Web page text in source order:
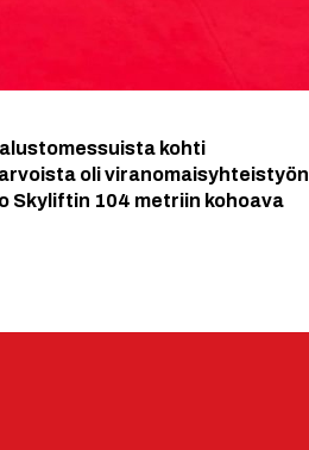
kohti
oli viranomaisyhteistyön
Skyliftin 104 metriin kohoava